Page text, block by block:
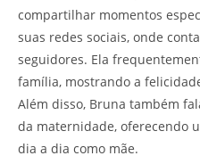
compartilhar momentos
suas redes sociais, onde
seguidores. Ela
família, mostrando a
Além disso, Bruna também
da maternidade, oferecendo
dia a dia como mãe.